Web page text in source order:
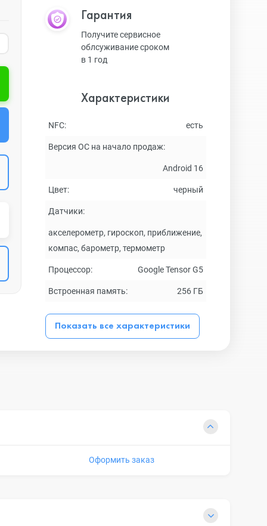
Гарантия
Получите сервисное
облсуживание сроком
в 1 год
Характеристики
NFC: есть
Версия ОС на начало продаж:
Android 16
Цвет: черный
Датчики:
акселерометр, гироскоп, приближение,
компас, барометр, термометр
Процессор: Google Tensor G5
Встроенная память: 256 ГБ
Показать все характеристики
Оформить заказ